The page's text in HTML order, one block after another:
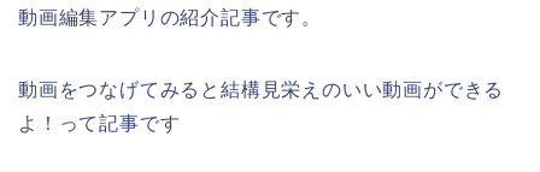
動画編集アプリの紹介記事です。
動画をつなげてみると結構見栄えのいい動画ができる
よ！って記事です